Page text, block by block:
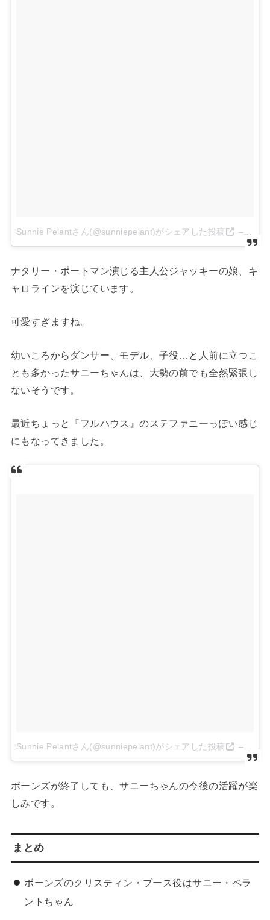
Sunnie Pelantさん(@sunniepelant)がシェアした投稿 – 2016
ナタリー・ポートマン演じる主人公ジャッキーの娘、キ
ャロラインを演じています。
可愛すぎますね。
幼いころからダンサー、モデル、子役…と人前に立つこ
とも多かったサニーちゃんは、大勢の前でも全然緊張し
ないそうです。
最近ちょっと『フルハウス』のステファニーっぽい感じ
にもなってきました。
Sunnie Pelantさん(@sunniepelant)がシェアした投稿 – 2016
ボーンズが終了しても、サニーちゃんの今後の活躍が楽
しみです。
まとめ
ボーンズのクリスティン・ブース役はサニー・ペラ
ントちゃん